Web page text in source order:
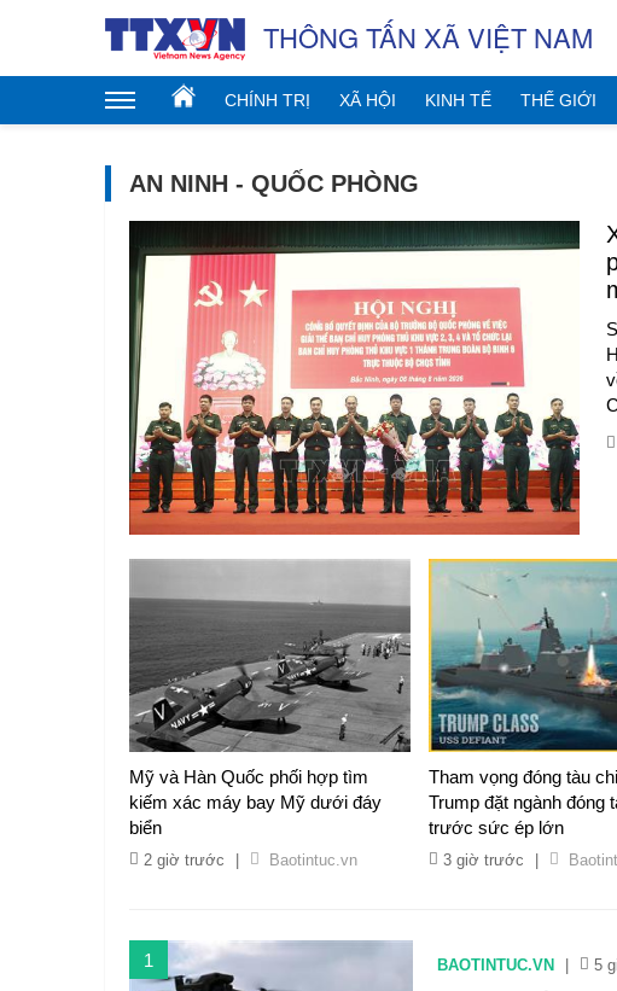
THÔNG TẤN XÃ VIỆT NAM
CHÍNH TRỊ XÃ HỘI KINH TẾ THẾ GIỚI
AN NINH - QUỐC PHÒNG
Mỹ và Hàn Quốc phối hợp tìm
kiếm xác máy bay Mỹ dưới đáy
biển
2 giờ trước Baotintuc.vn
Tham vọng đóng tàu
Trump đặt ngành đóng
trước sức ép lớn
3 giờ trước
1 BAOTINTUC.VN 5